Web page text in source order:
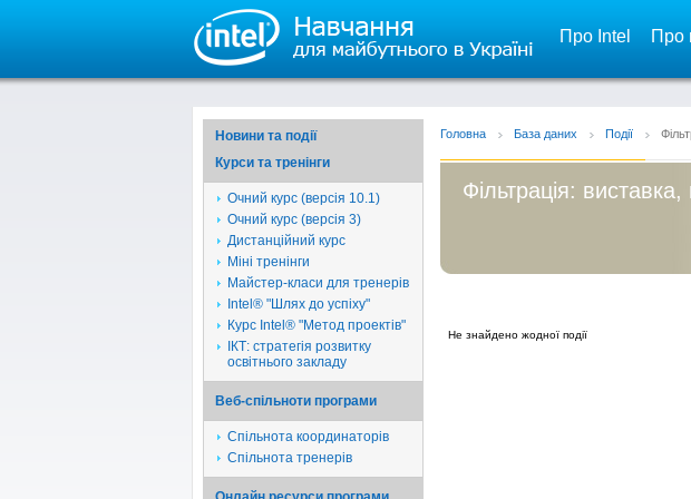
Про Intel Про
Новини та події
Курси та тренінги
Очний курс (версія 10.1)
Очний курс (версія 3)
Дистанційний курс
Міні тренінги
Майстер-класи для тренерів
Intel® "Шлях до успіху"
Курс Intel® "Метод проектів"
ІКТ: стратегія розвитку
освітнього закладу
Веб-спільноти програми
Спільнота координаторів
Спільнота тренерів
Головна База даних Події
Фільтрація:
Не знайдено жодної події